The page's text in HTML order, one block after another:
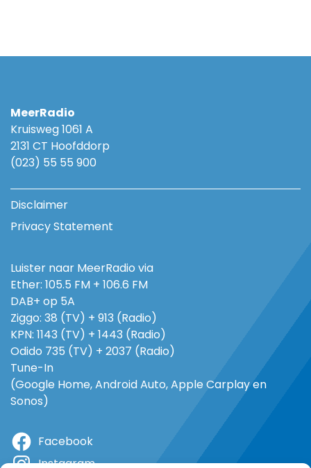
MeerRadio
Kruisweg 1061 A
2131 CT Hoofddorp
(023) 55 55 900
Disclaimer
Privacy Statement
Luister naar MeerRadio via
Ether: 105.5 FM + 106.6 FM
DAB+ op 5A
Ziggo: 38 (TV) + 913 (Radio)
KPN: 1143 (TV) + 1443 (Radio)
Odido 735 (TV) + 2037 (Radio)
Tune-In
(Google Home, Android Auto, Apple Carplay en
Sonos)
Facebook
Instagram